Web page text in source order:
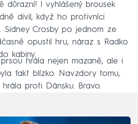
důrazní! I vyhlášený brousek
divil, když ho protivníci
Sidney Crosby po jednom ze
opustil hru, náraz s Radko
kabiny.
hrála nejen mazaně, ale i
fakt blízko. Navzdory tomu,
proti Dánsku. Bravo.